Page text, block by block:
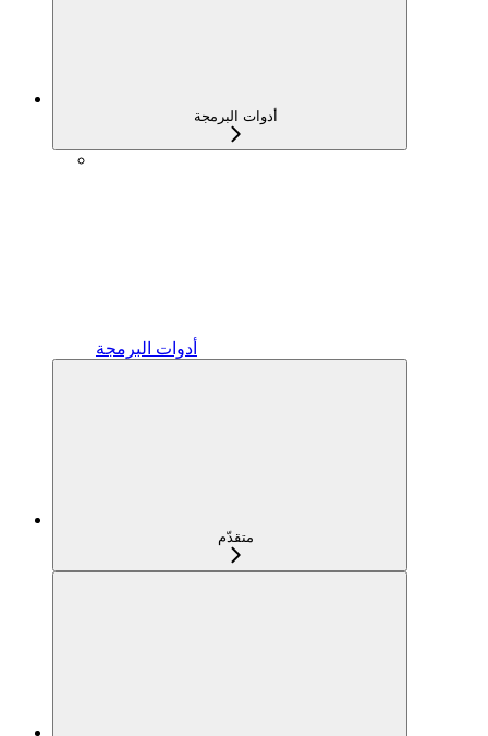
أدوات البرمجة
أدوات البرمجة
متقدّم